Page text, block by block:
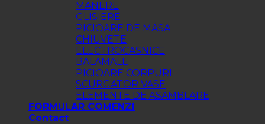
MANERE
GLISIERE
PICIOARE DE MASA
CHIUVETE
ELECTROCASNICE
BALAMALE
PICIOARE CORPURI
SCURGATOR VASE
ELEMENTE DE ASAMBLARE
FORMULAR COMENZI
Contact